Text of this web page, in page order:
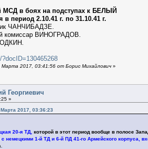
МСД в боях на подступах к БЕЛЫЙ
период 2.10.41 г. по 31.10.41 г.
ЧАНЧИБАДЗЕ.
комиссар ВИНОГРАДОВ.
Марта 2017, 03:41:56 от Борис Михайлович »
Георгиевич
»
2017, 03:36:23
20-я ТД,которой в этот период вообще в полосе
с немецкими 1-й ТД и 6-й ПД 41-го Армейского корпуса,